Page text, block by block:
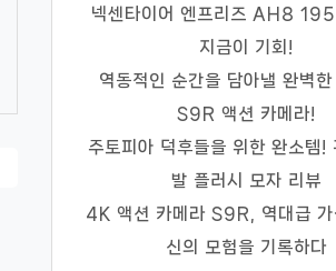
넥센타이어 엔프리즈 AH8
지금이 기회!
역동적인 순간을 담아낼 완벽한
S9R 액션 카메라!
주토피아 덕후들을 위한 완소템!
발 플러시 모자 리뷰
4K 액션 카메라 S9R, 역대급 가
신의 모험을 기록하다